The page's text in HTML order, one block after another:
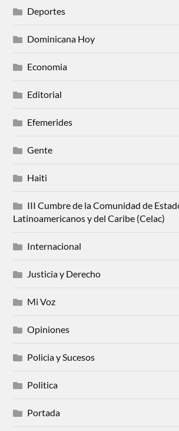
Deportes
Dominicana Hoy
Economia
Editorial
Efemerides
Gente
Haiti
III Cumbre de la Comunidad de
Latinoamericanos y del Caribe (Celac)
Internacional
Justicia y Derecho
Mi Voz
Opiniones
Policia y Sucesos
Politica
Portada